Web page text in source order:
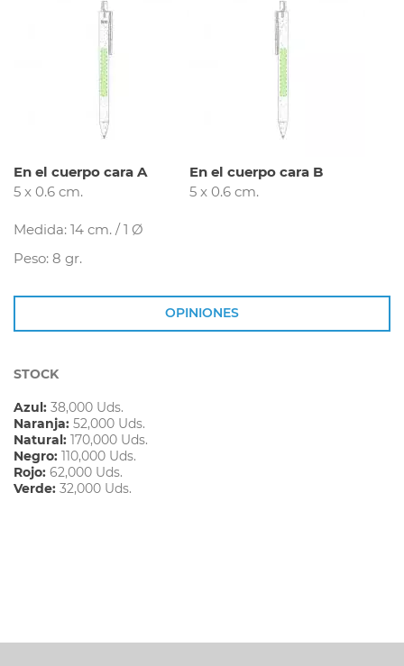
En el cuerpo cara A
5 x 0.6 cm.
En el cuerpo cara B
5 x 0.6 cm.
Medida: 14 cm. / 1 Ø
Peso: 8 gr.
OPINIONES
STOCK
Azul: 38,000 Uds.
Naranja: 52,000 Uds.
Natural: 170,000 Uds.
Negro: 110,000 Uds.
Rojo: 62,000 Uds.
Verde: 32,000 Uds.